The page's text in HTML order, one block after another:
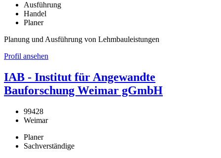
Ausführung
Handel
Planer
Planung und Ausführung von Lehmbauleistungen
Profil ansehen
IAB - Institut für Angewandte
Bauforschung Weimar gGmbH
99428
Weimar
Planer
Sachverständige